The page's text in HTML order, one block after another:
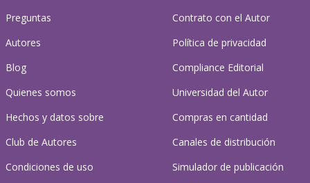
Preguntas
Autores
Blog
Quienes somos
Hechos y datos sobre
Club de Autores
Condiciones de uso
Contrato con el Autor
Política de privacidad
Compliance Editorial
Universidad del Autor
Compras en cantidad
Canales de distribución
Simulador de publicación